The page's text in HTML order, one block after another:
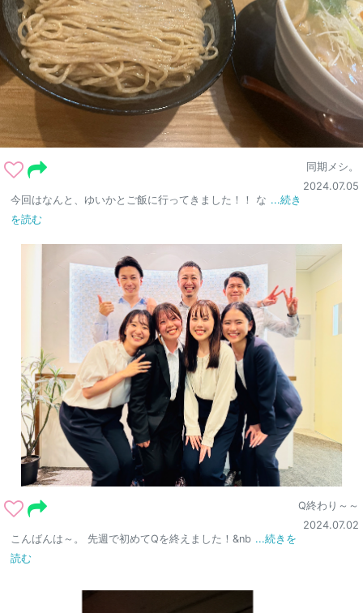
同期メシ。
2024.07.05
今回はなんと、ゆいかとご飯に行ってきました！！ な ...続き
を読む
Q終わり～～
2024.07.02
こんばんは～。 先週で初めてQを終えました！&nb ...続きを
読む